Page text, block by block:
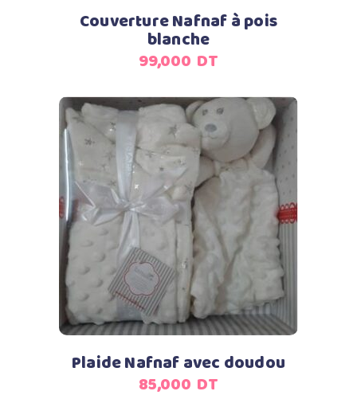
Couverture Nafnaf à pois
blanche
99,000 DT
Ajouter au panier
Plaide Nafnaf avec doudou
85,000 DT